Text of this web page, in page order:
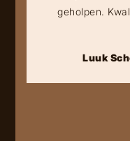
geholpen.
Luuk